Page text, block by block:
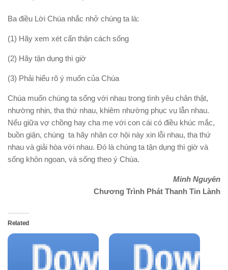
Ba điều Lời Chúa nhắc nhở chúng ta là:
(1) Hãy xem xét cẩn thận cách sống
(2) Hãy tận dụng thì giờ
(3) Phải hiểu rõ ý muốn của Chúa
Chúa muốn chúng ta sống với nhau trong tình yêu chân thật,
nhường nhịn, tha thứ nhau, khiêm nhường phục vụ lẫn nhau.
Nếu giữa vợ chồng hay cha mẹ với con cái có điều khúc mắc,
buồn giận, chúng ta hãy nhân cơ hội này xin lỗi nhau, tha thứ
nhau và giải hòa với nhau. Đó là chúng ta tận dụng thì giờ và
sống khôn ngoan, và sống theo ý Chúa.
Minh Nguyên
Chương Trình Phát Thanh Tin Lành
Related